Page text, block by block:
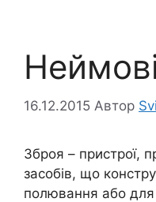
16.12.2015 Автор
Зброя – пристрої,
засобів, що
полювання або